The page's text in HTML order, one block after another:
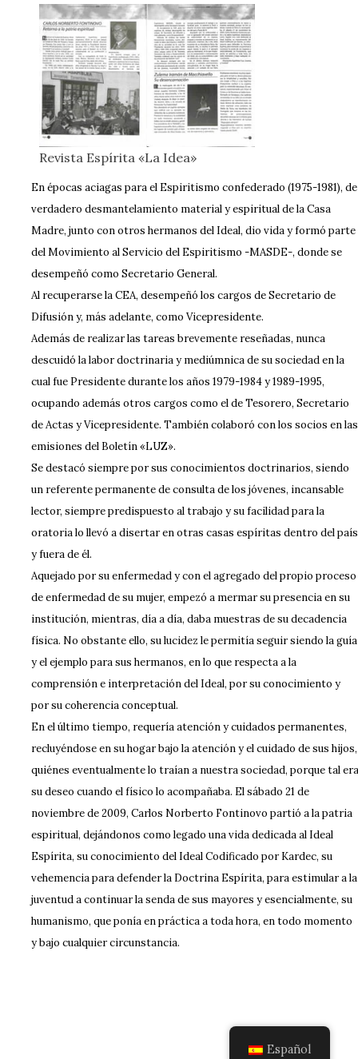
Revista Espírita «La Idea»
En épocas aciagas para el Espiritismo confederado (1975-1981), de
verdadero desmantelamiento material y espiritual de la Casa
Madre, junto con otros hermanos del Ideal, dio vida y formó parte
del Movimiento al Servicio del Espiritismo -MASDE-, donde se
desempeñó como Secretario General.
Al recuperarse la CEA, desempeñó los cargos de Secretario de
Difusión y, más adelante, como Vicepresidente.
Además de realizar las tareas brevemente reseñadas, nunca
descuidó la labor doctrinaria y mediúmnica de su sociedad en la
cual fue Presidente durante los años 1979-1984 y 1989-1995,
ocupando además otros cargos como el de Tesorero, Secretario
de Actas y Vicepresidente. También colaboró con los socios en las
emisiones del Boletín «LUZ».
Se destacó siempre por sus conocimientos doctrinarios, siendo
un referente permanente de consulta de los jóvenes, incansable
lector, siempre predispuesto al trabajo y su facilidad para la
oratoria lo llevó a disertar en otras casas espíritas dentro del país
y fuera de él.
Aquejado por su enfermedad y con el agregado del propio proceso
de enfermedad de su mujer, empezó a mermar su presencia en su
institución, mientras, día a día, daba muestras de su decadencia
física. No obstante ello, su lucidez le permitía seguir siendo la guía
y el ejemplo para sus hermanos, en lo que respecta a la
comprensión e interpretación del Ideal, por su conocimiento y
por su coherencia conceptual.
En el último tiempo, requería atención y cuidados permanentes,
recluyéndose en su hogar bajo la atención y el cuidado de sus hijos,
quiénes eventualmente lo traían a nuestra sociedad, porque tal era
su deseo cuando el físico lo acompañaba. El sábado 21 de
noviembre de 2009, Carlos Norberto Fontinovo partió a la patria
espiritual, dejándonos como legado una vida dedicada al Ideal
Espírita, su conocimiento del Ideal Codificado por Kardec, su
vehemencia para defender la Doctrina Espírita, para estimular a la
juventud a continuar la senda de sus mayores y esencialmente, su
humanismo, que ponía en práctica a toda hora, en todo momento
y bajo cualquier circunstancia.
Español